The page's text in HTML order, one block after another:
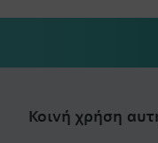
Κοινή χρήση